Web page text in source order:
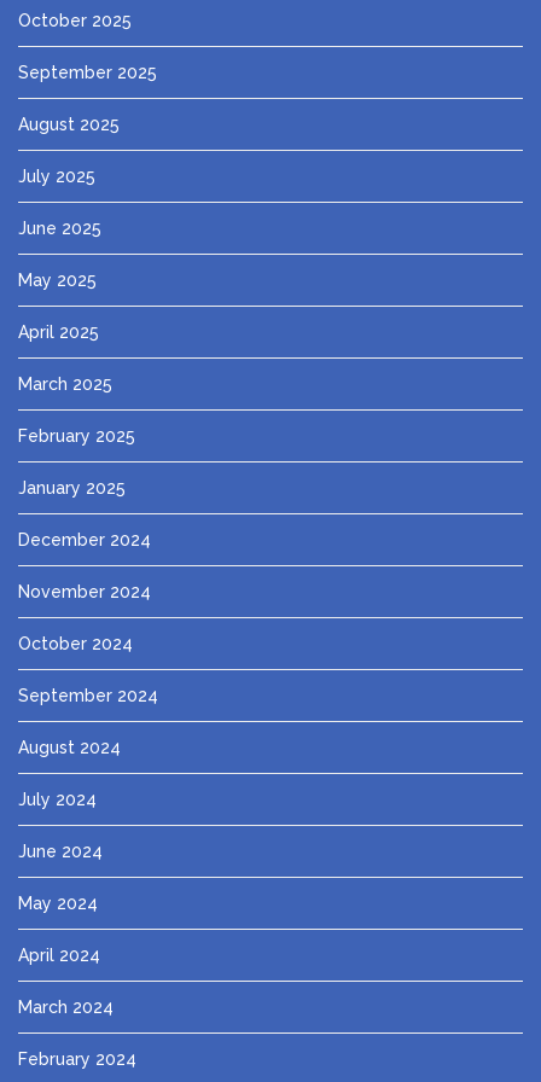
October 2025
September 2025
August 2025
July 2025
June 2025
May 2025
April 2025
March 2025
February 2025
January 2025
December 2024
November 2024
October 2024
September 2024
August 2024
July 2024
June 2024
May 2024
April 2024
March 2024
February 2024